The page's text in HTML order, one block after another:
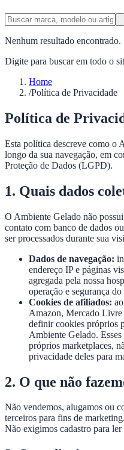
Nenhum resultado encontrado.
Digite para buscar em todo o
Home
/Política de Privacidade
Política de
Esta política descreve como o
longo da sua navegação, em
Proteção de Dados (LGPD).
1. Quais dados
O Ambiente Gelado não
contato com banco de dados
ser processados durante sua
Dados de navegação:
endereço IP e páginas
agregada pela nossa
operação e segurança do
Cookies de afiliados:
Amazon, Mercado Livre
definir cookies próprios
Ambiente Gelado.
próprios marketplaces,
privacidade deles para
2. O que não
Não vendemos, alugamos ou
terceiros para fins de
Não exigimos cadastro para